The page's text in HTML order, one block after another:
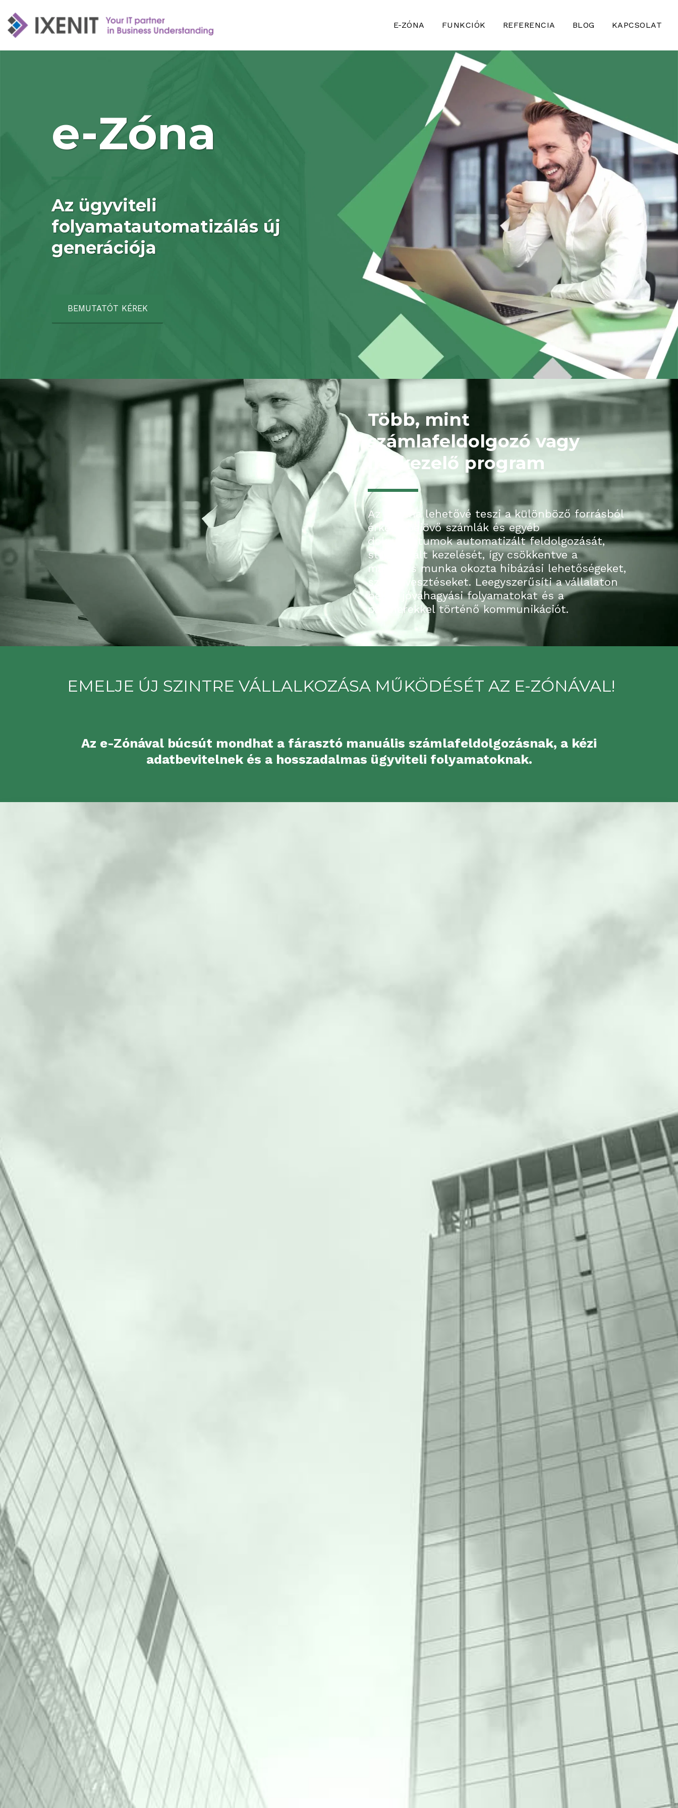
E-ZÓNA FUNKCIÓK REFERENCIA BLOG KAPCSOLAT
e-Zóna
Az ügyviteli
folyamatautomatizálás új
generációja
BEMUTATÓT KÉREK
Több, mint
számlafeldolgozó vagy
iratkezelő program
Az e-Zóna lehetővé teszi a különböző forrásból
érkező bejövő számlák és egyéb
dokumentumok automatizált feldolgozását,
strukturált kezelését, így csökkentve a
manuális munka okozta hibázási lehetőségeket,
számlavesztéseket. Leegyszerűsíti a vállalaton
belüli jóváhagyási folyamatokat és a
partnerekkel történő kommunikációt.
EMELJE ÚJ SZINTRE VÁLLALKOZÁSA MŰKÖDÉSÉT AZ E-ZÓNÁVAL!
Az e-Zónával búcsút mondhat a fárasztó manuális számlafeldolgozásnak, a kézi
adatbevitelnek és a hosszadalmas ügyviteli folyamatoknak.